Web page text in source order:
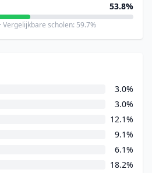
53.8%
Vergelijkbare scholen: 59.7%
3.0%
3.0%
12.1%
9.1%
6.1%
18.2%